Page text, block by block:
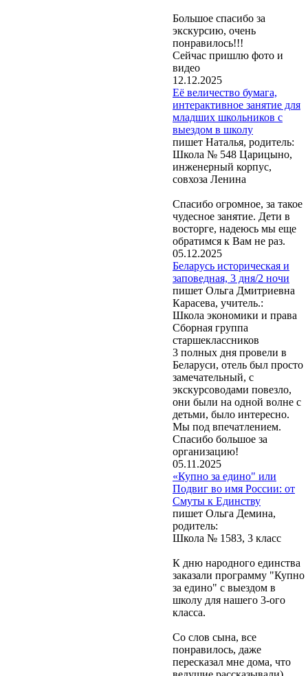
Большое спасибо за
экскурсию, очень
понравилось!!!
Сейчас пришлю фото и
видео
12.12.2025
Её величество бумага,
интерактивное занятие для
младших школьников с
выездом в школу
пишет Наталья, родитель:
Школа № 548 Царицыно,
инженерный корпус,
совхоза Ленина
Спасибо огромное, за такое
чудесное занятие. Дети в
восторге, надеюсь мы еще
обратимся к Вам не раз.
05.12.2025
Беларусь историческая и
заповедная, 3 дня/2 ночи
пишет Ольга Дмитриевна
Карасева, учитель.:
Школа экономики и права
Сборная группа
старшеклассников
3 полных дня провели в
Беларуси, отель был просто
замечательный, с
экскурсоводами повезло,
они были на одной волне с
детьми, было интересно.
Мы под впечатлением.
Спасибо большое за
организацию!
05.11.2025
«Купно за едино" или
Подвиг во имя России: от
Смуты к Единству
пишет Ольга Демина,
родитель:
Школа № 1583, 3 класс
К дню народного единства
заказали программу "Купно
за едино" с выездом в
школу для нашего 3-ого
класса.
Со слов сына, все
понравилось, даже
пересказал мне дома, что